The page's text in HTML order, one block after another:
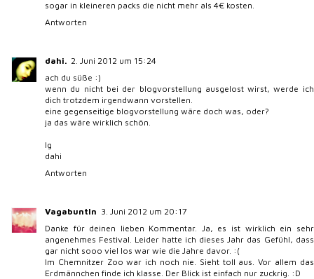
sogar in kleineren packs die nicht mehr als 4€ kosten.
Antworten
dahi. 2. Juni 2012 um 15:24
ach du süße :)
wenn du nicht bei der blogvorstellung ausgelost wirst, werde ich
dich trotzdem irgendwann vorstellen.
eine gegenseitige blogvorstellung wäre doch was, oder?
ja das wäre wirklich schön.
lg
dahi
Antworten
VagabuntIn 3. Juni 2012 um 20:17
Danke für deinen lieben Kommentar. Ja, es ist wirklich ein sehr
angenehmes Festival. Leider hatte ich dieses Jahr das Gefühl, dass
gar nicht sooo viel los war wie die Jahre davor. :(
Im Chemnitzer Zoo war ich noch nie. Sieht toll aus. Vor allem das
Erdmännchen finde ich klasse. Der Blick ist einfach nur zuckrig. :D